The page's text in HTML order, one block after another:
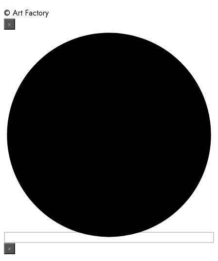
© Art Factory
×
×